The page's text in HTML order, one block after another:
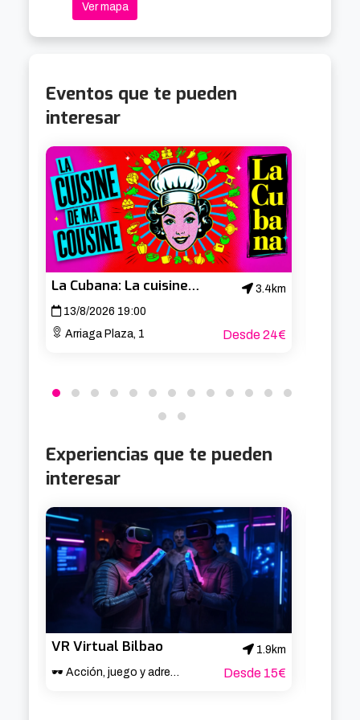
y la noche, el dulce y el salado o Karina y
Massiel.
Ver mapa
Eventos que te pueden
interesar
La Cubana: La cuisine de ma cousine
3.4km
13/8/2026 19:00
Arriaga Plaza, 1
Desde 24€
Experiencias que te pueden
interesar
VR Virtual Bilbao
1.9km
🕶️ Acción, juego y adrenalina en Bilbao 🎮
Desde 15€